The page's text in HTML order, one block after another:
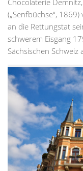
Chocolaterie
(„Senfbüchse“, 1869)
an die Rettungstat
schwerem Eisgang
Sächsischen